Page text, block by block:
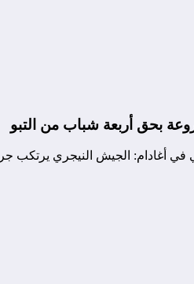
بحق أربعة شباب من التبو